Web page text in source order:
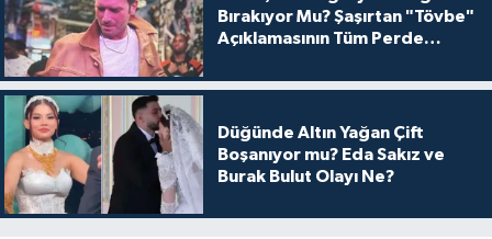
Bırakıyor Mu? Şaşırtan "Tövbe"
Açıklamasının Tüm Perde
Düğünde Altın Yağan Çift
Boşanıyor mu? Eda Sakız ve
Burak Bulut Olayı Ne?